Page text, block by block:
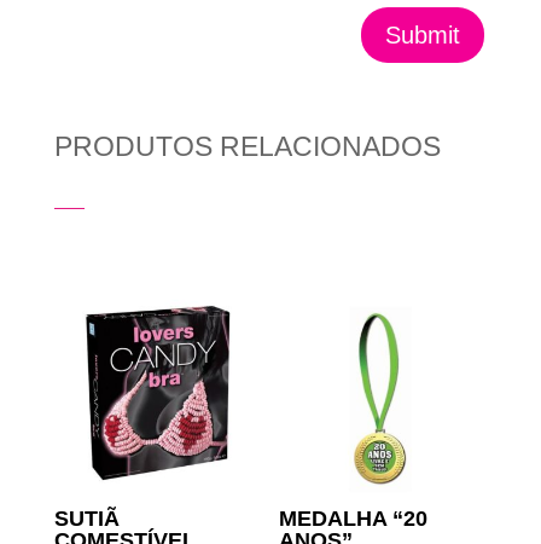
Submit
PRODUTOS RELACIONADOS
SUTIÃ
MEDALHA “20